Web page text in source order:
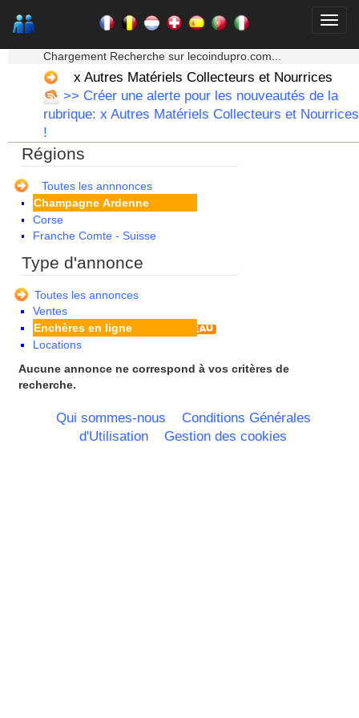
Chargement Recherche sur lecoindupro.com...
x Autres Matériels Collecteurs et Nourrices
>> Créer une alerte pour les nouveautés de la
rubrique: x Autres Matériels Collecteurs et Nourrices
!
Régions
Toutes les annnonces
Alsace
Aquitaine
Auvergne
Basse Normandie
Bourgogne
Bretagne
Centre
Champagne Ardenne
Corse
Franche Comte - Suisse
Guyane
Ile de France
La Réunion
Languedoc Roussillon
Limousin
Lorraine
Martinique
Midi Pyrenees - Espagne -
Portugal
Nord Pas de Calais - Belgique -
Type d'annonce
Toutes les annonces
Ventes
Enchères en ligne
Locations
Aucune annonce ne correspond à vos critères de
recherche.
Qui sommes-nous
Conditions Générales
d'Utilisation
Gestion des cookies